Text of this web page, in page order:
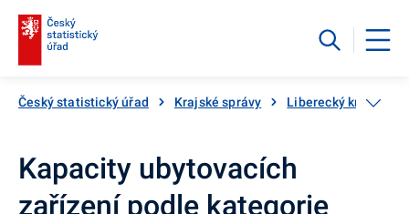
Český statistický úřad Krajské správy Liberecký kraj
Kapacity ubytovacích
zařízení podle kategorie